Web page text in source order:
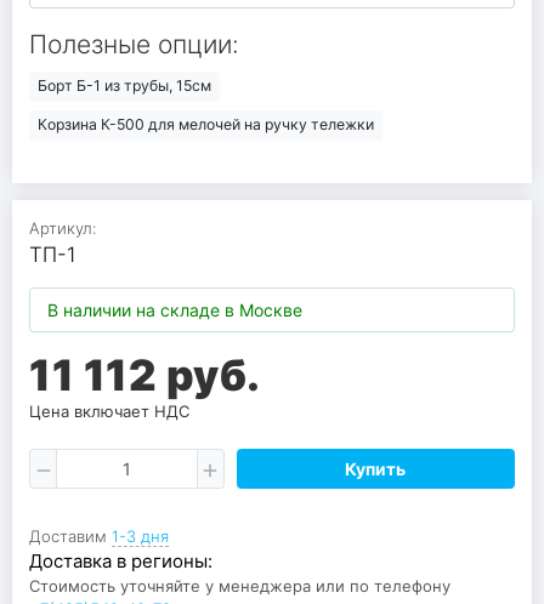
Полезные опции:
Борт Б-1 из трубы, 15см
Корзина К-500 для мелочей на ручку тележки
Артикул:
ТП-1
В наличии на складе в Москве
11 112 руб.
Цена включает НДС
Купить
Доставим 1-3 дня
Доставка в регионы:
Стоимость уточняйте у менеджера или по телефону